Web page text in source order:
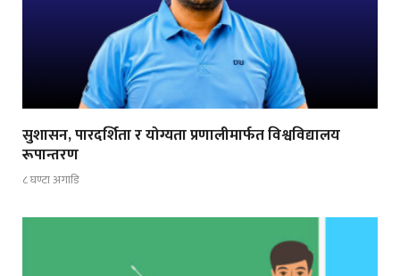
सुशासन, पारदर्शिता र योग्यता प्रणालीमार्फत विश्वविद्यालय
रूपान्तरण
८ घण्टा अगाडि